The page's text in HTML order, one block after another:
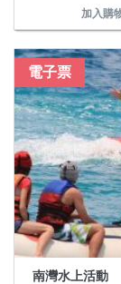
加入購
電子票
南灣水上活動